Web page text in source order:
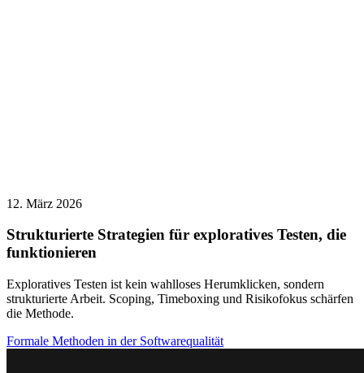
12. März 2026
Strukturierte Strategien für exploratives Testen, die
funktionieren
Exploratives Testen ist kein wahlloses Herumklicken, sondern
strukturierte Arbeit. Scoping, Timeboxing und Risikofokus schärfen
die Methode.
Formale Methoden in der Softwarequalität